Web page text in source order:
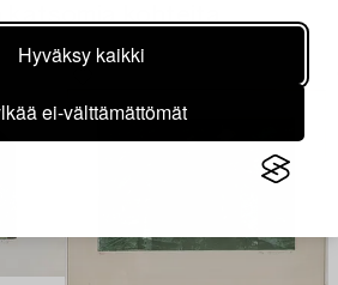
Hyväksy kaikki
ei-välttämättömät